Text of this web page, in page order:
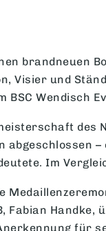
brandneuen
Visier und
BSC Wendisch
des
abgeschlossen
Im
Fabian
für